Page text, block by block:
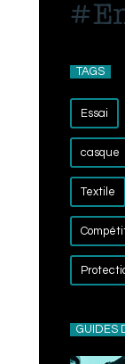
TAGS
Essai
casque
Textile
GUIDES